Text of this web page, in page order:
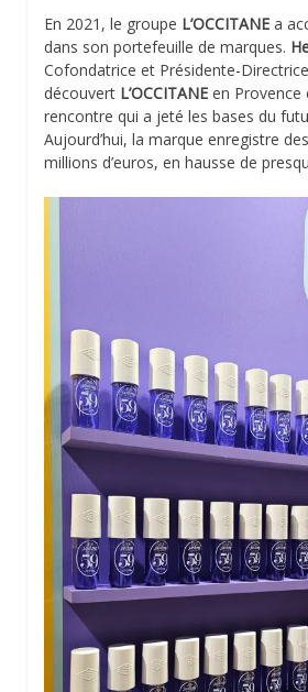
En 2021, le groupe L’OCCITANE a
dans son portefeuille de marques.
Cofondatrice et Présidente-
découvert L’OCCITANE en Provence
rencontre qui a jeté les bases du
Aujourd’hui, la marque enregistre
millions d’euros, en hausse de